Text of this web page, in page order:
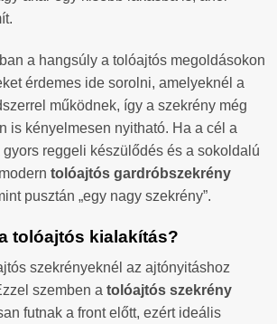
a hangsúly a tolóajtós megoldásokon
érdemes ide sorolni, amelyeknél a
működnek, így a szekrény még
is kényelmesen nyitható. Ha a cél a
gyors reggeli készülődés és a sokoldalú
tolóajtós gardróbszekrény
pusztán „egy nagy szekrény”.
tolóajtós kialakítás?
szekrényeknél az ajtónyitáshoz
szemben a tolóajtós szekrény
futnak a front előtt, ezért ideális